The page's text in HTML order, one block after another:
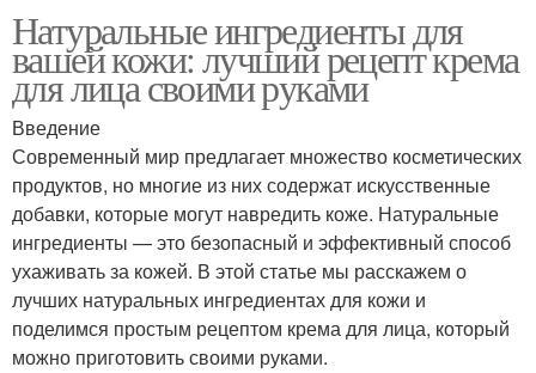
Натуральные ингредиенты для
вашей кожи: лучший рецепт крема
для лица своими руками
Введение
Современный мир предлагает множество косметических
продуктов, но многие из них содержат искусственные
добавки, которые могут навредить коже. Натуральные
ингредиенты — это безопасный и эффективный способ
ухаживать за кожей. В этой статье мы расскажем о
лучших натуральных ингредиентах для кожи и
поделимся простым рецептом крема для лица, который
можно приготовить своими руками.